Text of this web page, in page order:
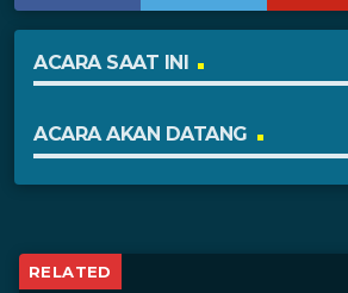
ACARA SAAT INI
ACARA AKAN DATANG
RELATED